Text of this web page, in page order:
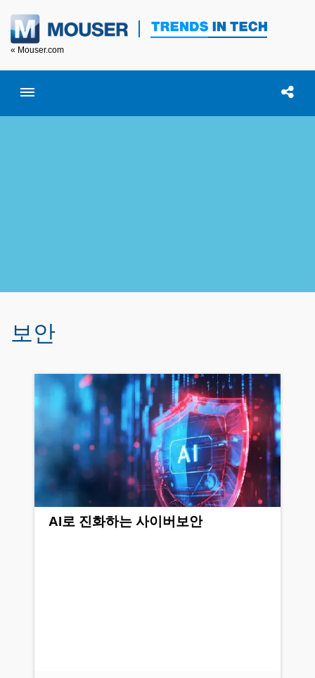
« Mouser.com
Toggle menubar Open 이
보안
AI로 진화하는 사이버보안